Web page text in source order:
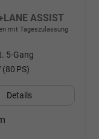
ASSIST
mit Tageszulassung
5-Gang
(80 PS)
Details